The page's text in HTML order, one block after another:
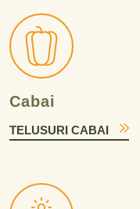
Cabai
TELUSURI CABAI